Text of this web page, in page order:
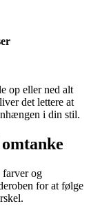
op eller ned alt
det lettere at
i din stil.
farver og
for at følge